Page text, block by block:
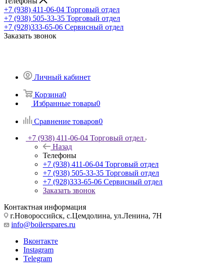
+7 (938) 411-06-04 Торговый отдел
+7 (938) 505-33-35 Торговый отдел
+7 (928)333-65-06 Сервисный отдел
Заказать звонок
Личный кабинет
Корзина0
Избранные товары0
Сравнение товаров0
+7 (938) 411-06-04 Торговый отдел
Назад
Телефоны
+7 (938) 411-06-04 Торговый отдел
+7 (938) 505-33-35 Торговый отдел
+7 (928)333-65-06 Сервисный отдел
Заказать звонок
Контактная информация
г.Новороссийск, с.Цемдолина, ул.Ленина, 7Н
info@boilerspares.ru
Вконтакте
Instagram
Telegram